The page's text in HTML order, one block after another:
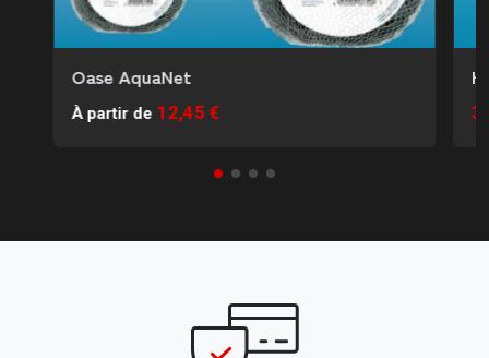
Oase AquaNet
À partir de 12,45 €